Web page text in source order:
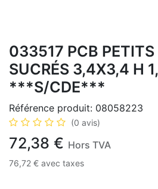
033517 PCB PETITS
SUCRÉS 3,4X3,4 H
***S/CDE***
Référence produit: 08058223
(0 avis)
72,38 € Hors TVA
76,72 € avec taxes